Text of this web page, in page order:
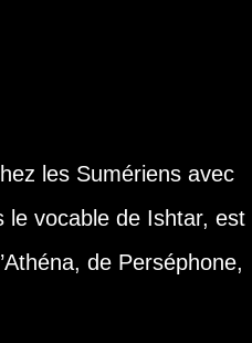
les Sumériens avec
le vocable de Ishtar, est
de Perséphone,